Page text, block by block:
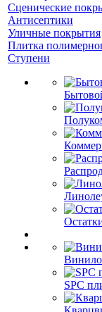
Сценические
Антисептики
Уличные покрытия
Плитка
Ступени
SPC